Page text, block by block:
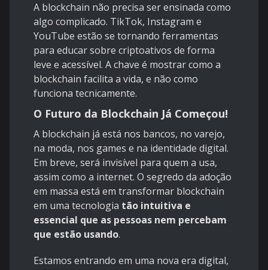
A blockchain não precisa ser ensinada como
algo complicado. TikTok, Instagram e
YouTube estão se tornando ferramentas
para educar sobre criptoativos de forma
leve e acessível. A chave é mostrar como a
blockchain facilita a vida, e não como
funciona tecnicamente.
O Futuro da Blockchain Já Começou!
A blockchain já está nos bancos, no varejo,
na moda, nos games e na identidade digital.
Em breve, será invisível para quem a usa,
assim como a internet. O segredo da adoção
em massa está em transformar blockchain
em uma tecnologia tão intuitiva e
essencial que as pessoas nem percebam
que estão usando.
Estamos entrando em uma nova era digital,